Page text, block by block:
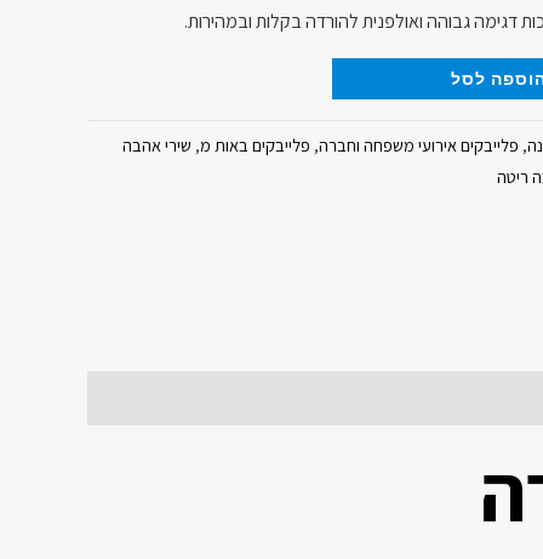
דגימה גבוהה ואולפנית להורדה בקלות ובמהירות.
לסל
, פלייבקים אירועי משפחה וחברה, פלייבקים באות מ, שירי אהבה
ריטה